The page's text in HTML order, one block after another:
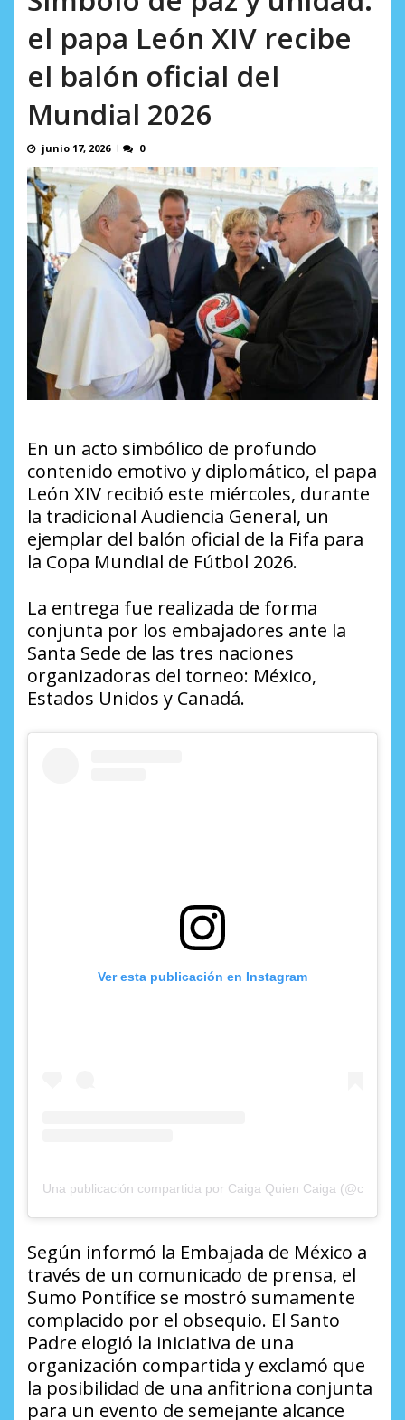
el papa León XIV recibe
el balón oficial del
Mundial 2026
junio 17, 2026 0
En un acto simbólico de profundo
contenido emotivo y diplomático, el papa
León XIV recibió este miércoles, durante
la tradicional Audiencia General, un
ejemplar del balón oficial de la Fifa para
la Copa Mundial de Fútbol 2026.
La entrega fue realizada de forma
conjunta por los embajadores ante la
Santa Sede de las tres naciones
organizadoras del torneo: México,
Estados Unidos y Canadá.
Ver esta publicación en Instagram
Una publicación compartida por Caiga Quien Caiga
Según informó la Embajada de México a
través de un comunicado de prensa, el
Sumo Pontífice se mostró sumamente
complacido por el obsequio. El Santo
Padre elogió la iniciativa de una
organización compartida y exclamó que
la posibilidad de una anfitriona conjunta
para un evento de semejante alcance